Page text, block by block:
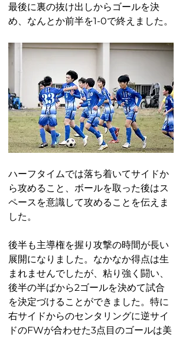
最後に裏の抜け出しからゴールを決
め、なんとか前半を1-0で終えました。
ハーフタイムでは落ち着いてサイドか
ら攻めること、ボールを取った後はス
ペースを意識して攻めることを伝えま
した。
後半も主導権を握り攻撃の時間が長い
展開になりました。なかなか得点は生
まれませんでしたが、粘り強く闘い、
後半の半ばから2ゴールを決めて試合
を決定づけることができました。特に
右サイドからのセンタリングに逆サイ
ドのFWが合わせた3点目のゴールは美